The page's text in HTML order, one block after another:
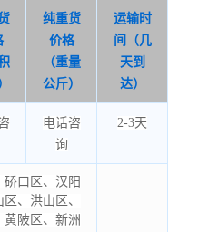
纯重货
价格
（重量
公斤）
运输时
间（几
天到
达）
电话咨
询
2-3天
硚口区、汉阳
、洪山区、
陂区、新洲